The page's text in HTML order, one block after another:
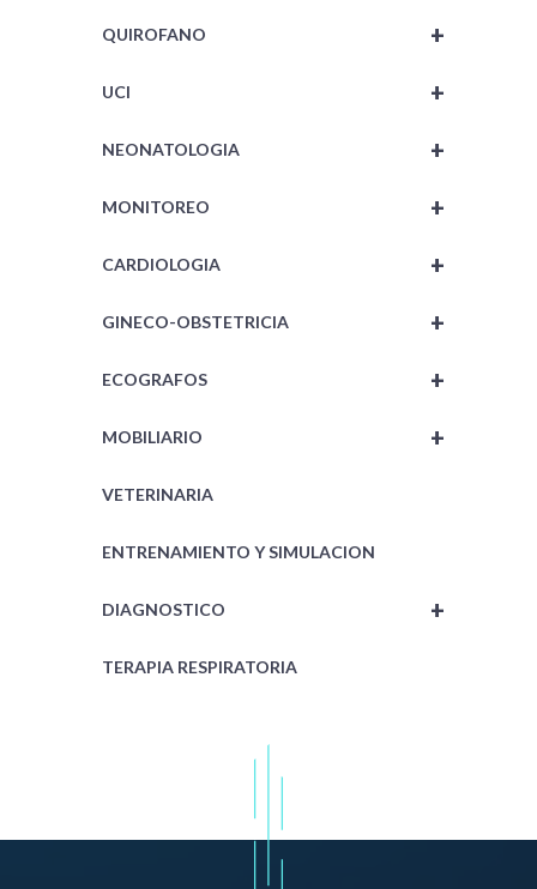
+
QUIROFANO
+
UCI
+
NEONATOLOGIA
+
MONITOREO
+
CARDIOLOGIA
+
GINECO-OBSTETRICIA
+
ECOGRAFOS
+
MOBILIARIO
VETERINARIA
ENTRENAMIENTO Y SIMULACION
+
DIAGNOSTICO
TERAPIA RESPIRATORIA